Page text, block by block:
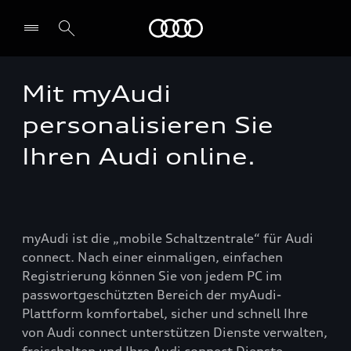
Select dealer
Mit myAudi
personalisieren Sie
Ihren Audi online.
myAudi ist die „mobile Schaltzentrale“ für Audi
connect. Nach einer einmaligen, einfachen
Registrierung können Sie von jedem PC im
passwortgeschützten Bereich der myAudi-
Plattform komfortabel, sicher und schnell Ihre
von Audi connect unterstützen Dienste verwalten,